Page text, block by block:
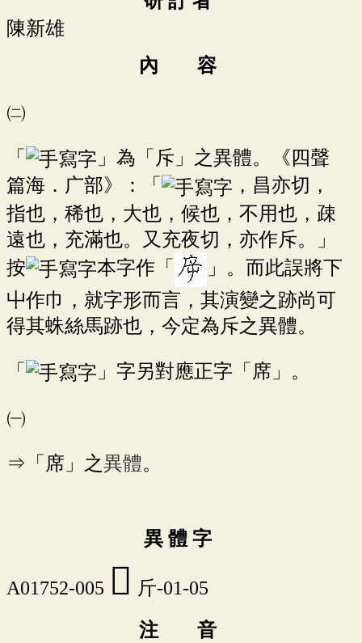
陳新雄
內 容
㈡
「
」為「斥」之異體。《四聲
篇海．广部》：「
，昌亦切，
指也，稀也，大也，候也，不用也，疎
遠也，充滿也。又充夜切，亦作斥。」
按
本字作「
」。而此誤將下
屮作巾，就字形而言，其演變之跡尚可
得其蛛絲馬跡也，今定為斥之異體。
「 」字另對應正字「席」。
㈠
⇒「席」之異體。
異 體 字
A01752-005 󲡟 斤-01-05
注 音